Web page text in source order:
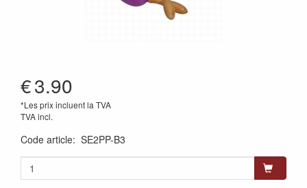
€3.90
*Les prix incluent la TVA
TVA incl.
Code article: SE2PP-B3